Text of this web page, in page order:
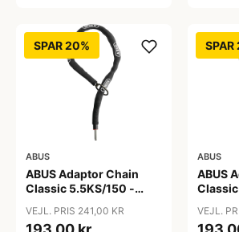
SPAR 20%
ABUS
ABUS Adaptor Chain
Classic 5.5KS/150 -
VEJL. PRIS 241,00 KR
SPAR
ABUS
ABUS
VEJL.